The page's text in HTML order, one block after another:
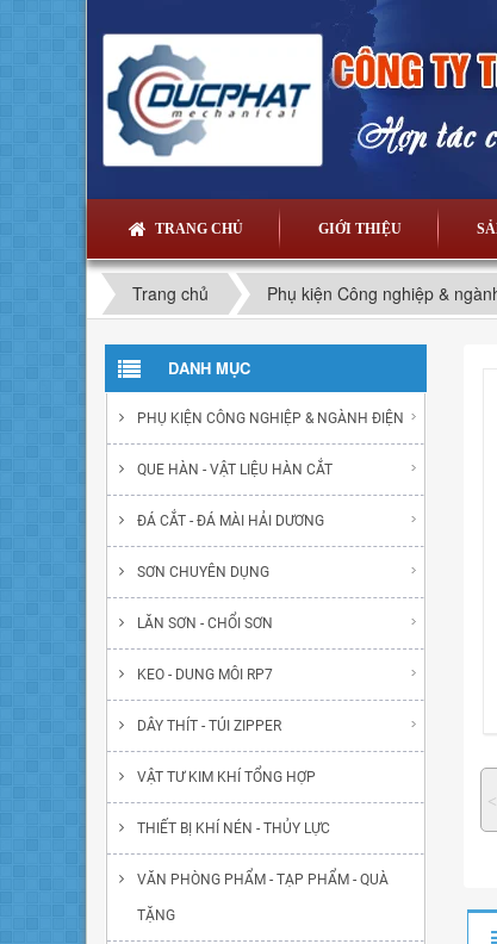
TRANG CHỦ GIỚI THIỆU
Trang chủ Phụ kiện Công nghiệp &
˂
DANH MỤC
PHỤ KIỆN CÔNG NGHIỆP & NGÀNH ĐIỆN
QUE HÀN - VẬT LIỆU HÀN CẮT
ĐÁ CẮT - ĐÁ MÀI HẢI DƯƠNG
SƠN CHUYÊN DỤNG
LĂN SƠN - CHỔI SƠN
KEO - DUNG MÔI RP7
DÂY THÍT - TÚI ZIPPER
VẬT TƯ KIM KHÍ TỔNG HỢP
THIẾT BỊ KHÍ NÉN - THỦY LỰC
VĂN PHÒNG PHẨM - TẠP PHẨM - QUÀ
TẶNG